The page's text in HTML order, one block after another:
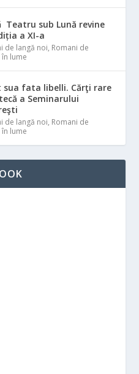
Teatru sub Lună revine
a XI-a
de langă noi, Romani de
în lume
sua fata libelli. Cărţi rare
a Seminarului
de langă noi, Romani de
în lume